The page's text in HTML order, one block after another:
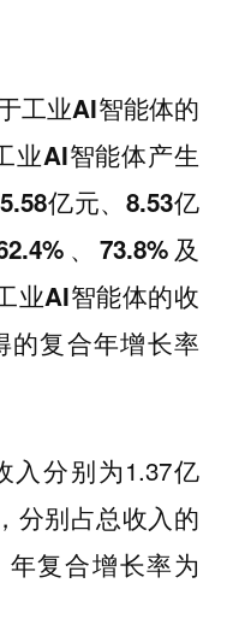
工业AI智能体的
业AI智能体产生
亿元、8.53亿
、73.8%及
业AI智能体的收
的复合年增长率
入分别为1.37亿
分别占总收入的
年复合增长率为